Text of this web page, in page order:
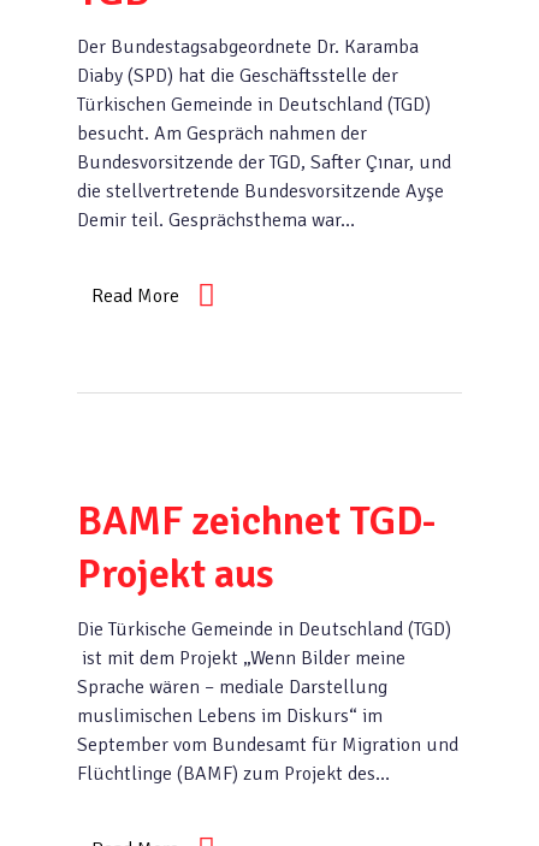
Der Bundestagsabgeordnete Dr. Karamba
Diaby (SPD) hat die Geschäftsstelle der
Türkischen Gemeinde in Deutschland (TGD)
besucht. Am Gespräch nahmen der
Bundesvorsitzende der TGD, Safter Çınar, und
die stellvertretende Bundesvorsitzende Ayşe
Demir teil. Gesprächsthema war…
Read More
BAMF zeichnet TGD-
Projekt aus
Die Türkische Gemeinde in Deutschland (TGD)
ist mit dem Projekt „Wenn Bilder meine
Sprache wären – mediale Darstellung
muslimischen Lebens im Diskurs“ im
September vom Bundesamt für Migration und
Flüchtlinge (BAMF) zum Projekt des…